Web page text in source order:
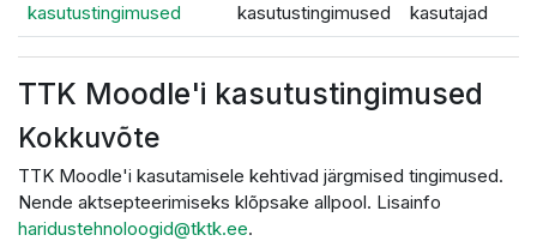
kasutustingimused
kasutustingimused
kasutajad
TTK Moodle'i kasutustingimused
Kokkuvõte
TTK Moodle'i kasutamisele kehtivad järgmised tingimused.
Nende aktsepteerimiseks klõpsake allpool. Lisainfo
haridustehnoloogid@tktk.ee.